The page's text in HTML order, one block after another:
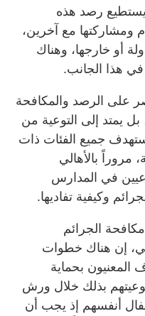
يستطيع رصد هذه
ومشاركتها مع آخرين،
أو خارجها، وهناك
هذا الجانب.
على الرصد والمكافحة
يمتد إلى التوعية من
جميع الفئات ذات
مروراً بالأهالي
في المدارس
وكيفية تفاديها.
الجرائم
إن هناك خطوات
المعنيون بحماية
بذلك خلال ورش
أنفسهم إذ يجب أن